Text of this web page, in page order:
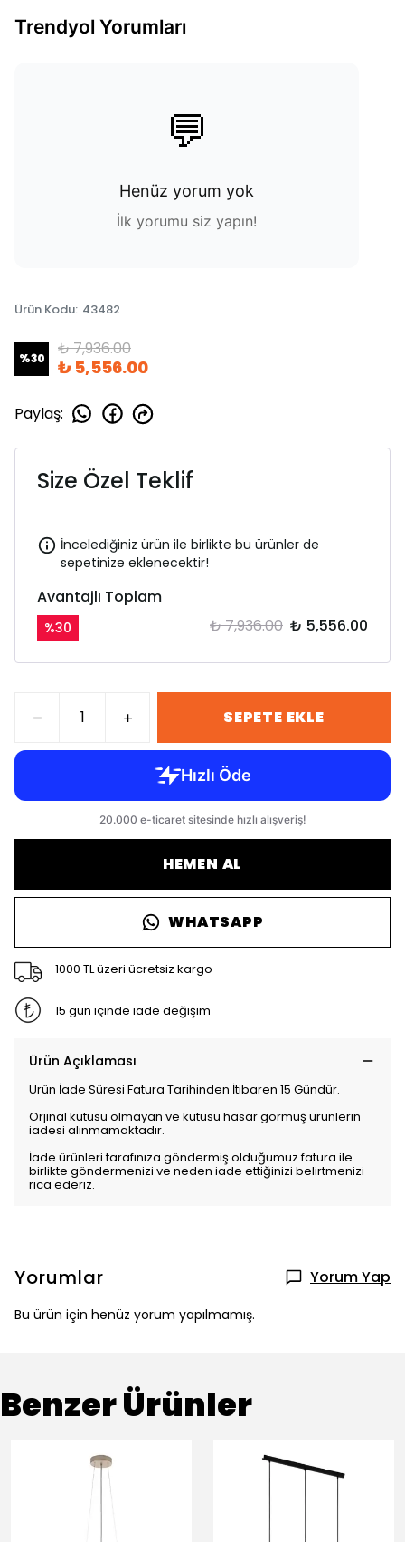
Trendyol Yorumları
💬
Henüz yorum yok
İlk yorumu siz yapın!
Ürün Kodu: 43482
%30 ₺ 7,936.00
₺ 5,556.00
Paylaş:
Size Özel Teklif
İncelediğiniz ürün ile birlikte bu ürünler de
sepetinize eklenecektir!
Avantajlı Toplam
%30 ₺ 7,936.00 ₺ 5,556.00
SEPETE EKLE
HEMEN AL
WHATSAPP
1000 TL üzeri ücretsiz kargo
15 gün içinde iade değişim
Ürün Açıklaması
Ürün İade Süresi Fatura Tarihinden İtibaren 15 Gündür.
Orjinal kutusu olmayan ve kutusu hasar görmüş ürünlerin
iadesi alınmamaktadır.
İade ürünleri tarafınıza göndermiş olduğumuz fatura ile
birlikte göndermenizi ve neden iade ettiğinizi belirtmenizi
rica ederiz.
Yorumlar Yorum Yap
Bu ürün için henüz yorum yapılmamış.
Benzer Ürünler